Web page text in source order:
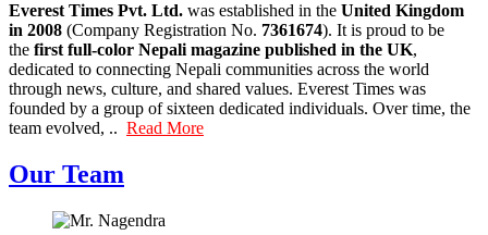
Everest Times Pvt. Ltd. was established in the United Kingdom
in 2008 (Company Registration No. 7361674). It is proud to be
the first full-color Nepali magazine published in the UK,
dedicated to connecting Nepali communities across the world
through news, culture, and shared values. Everest Times was
founded by a group of sixteen dedicated individuals. Over time, the
team evolved, .. Read More
Our Team